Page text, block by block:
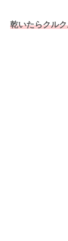
乾いたらクル